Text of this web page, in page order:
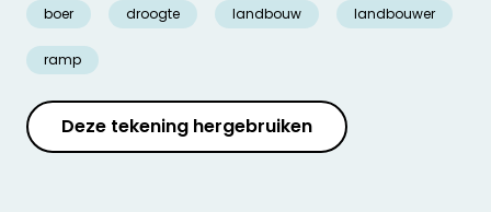
boer droogte landbouw landbouwer
ramp
Deze tekening hergebruiken